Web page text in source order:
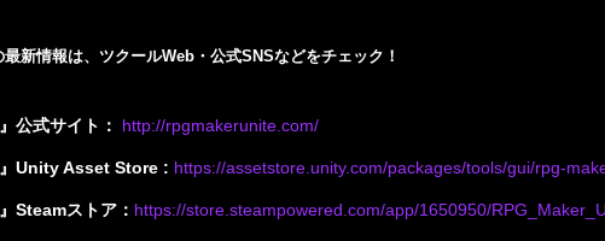
最新情報は、ツクールWeb ・公式SNSなどをチェック！
公式サイト： http://rpgmakerunite .com/
Unity Asset Store : https://assetstore .unity.com/packages/tools/gui/rpg-
Steamストア： https://store.steampowered.com/app/1650950/RPG Maker